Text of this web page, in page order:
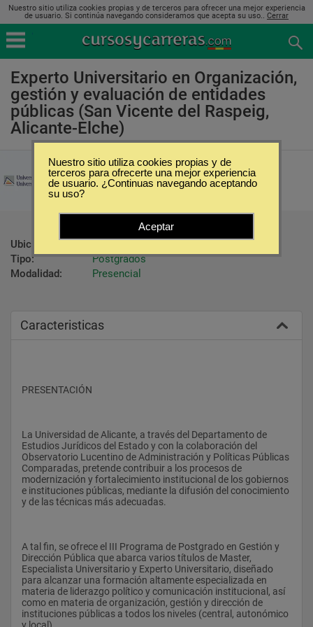
Nuestro sitio utiliza cookies propias y de terceros para ofrecer una mejor experiencia
de usuario. Si continúa navegando consideramos que acepta su uso.. Cerrar
Experto Universitario en Organización,
gestión y evaluación de entidades
públicas (San Vicente del Raspeig,
Alicante-Elche)
Universidad de Alicante
Ubicación:
San Vicente del Raspeig - Alicante-Elche
Tipo:
Postgrados
Modalidad:
Presencial
Caracteristicas
PRESENTACIÓN
La Universidad de Alicante, a través del Departamento de
Estudios Jurídicos del Estado y con la colaboración del
Observatorio Lucentino de Administración y Políticas Públicas
Comparadas, pretende contribuir a los procesos de
modernización y fortalecimiento institucional de los gobiernos
e instituciones públicas, mediante la difusión del conocimiento
y de las técnicas más adecuadas.
A tal fin, se ofrece el III Programa de Postgrado en Gestión y
Dirección Pública que abarca varios títulos de Master,
Especialista Universitario y Experto Universitario, diseñado
para alcanzar una formación altamente especializada en
materia de liderazgo político y comunicación institucional, así
como en materia de organización, gestión y dirección de
instituciones públicas a todos los niveles (central, autonómico
Nuestro sitio utiliza cookies propias y de
terceros para ofrecerte una mejor experiencia
de usuario. ¿Continuas navegando aceptando
su uso?
Aceptar